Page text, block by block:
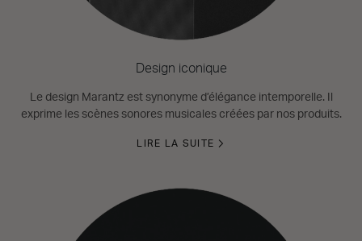
Design iconique
Le design Marantz est synonyme d’élégance intemporelle. Il
exprime les scènes sonores musicales créées par nos produits.
LIRE LA SUITE